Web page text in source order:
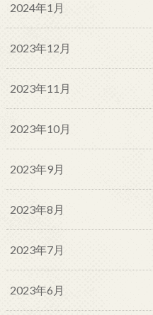
2024年1月
2023年12月
2023年11月
2023年10月
2023年9月
2023年8月
2023年7月
2023年6月